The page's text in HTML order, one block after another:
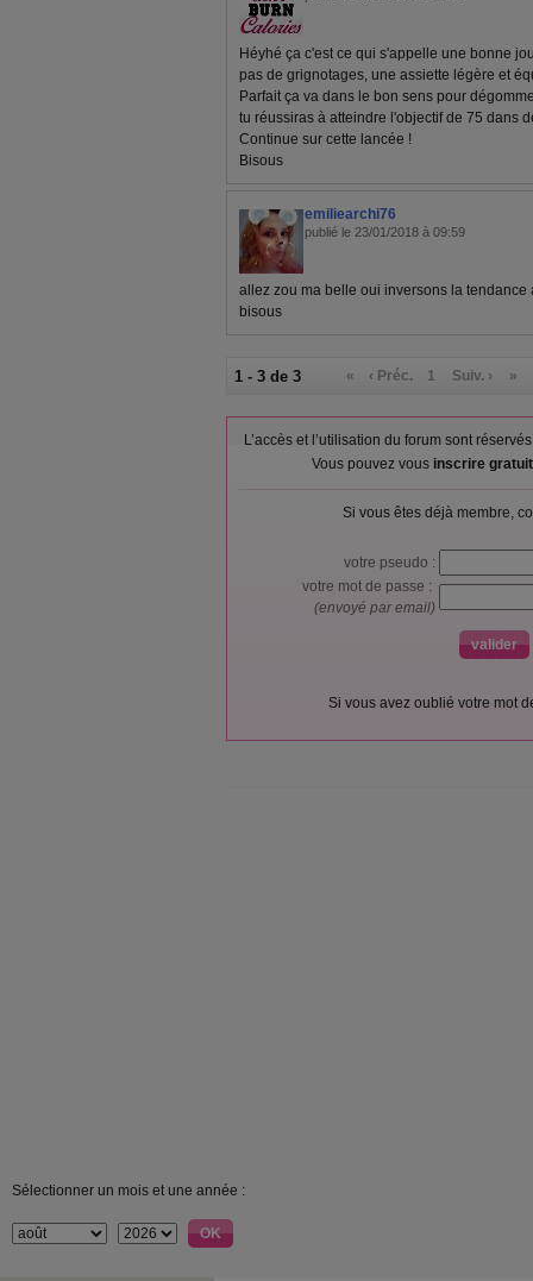
Héyhé ça c'est ce qui s'appelle une bonne
pas de grignotages, une assiette légère et
Parfait ça va dans le bon sens pour
tu réussiras à atteindre l'objectif de 75 dans
Continue sur cette lancée !
Bisous
emiliearchi76
publié le 23/01/2018 à 09:59
allez zou ma belle oui inversons la tendance
bisous
1 - 3 de 3 « ‹ Préc. 1 Suiv. › »
L’accès et l’utilisation du forum sont
Vous pouvez vous inscrire
Si vous êtes déjà membre,
votre pseudo :
votre mot de passe :
(envoyé par email)
Si vous avez oublié votre mot
Sélectionner un mois et une année :